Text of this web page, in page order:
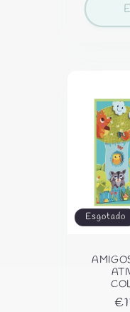
Esgotado